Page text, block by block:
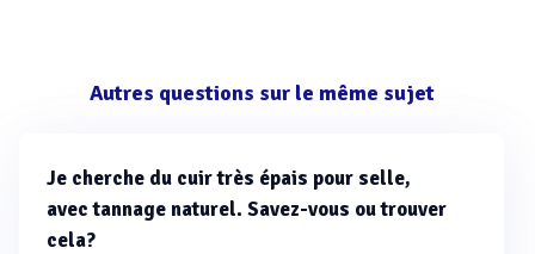
Autres questions sur le même sujet
Je cherche du cuir très épais pour selle,
avec tannage naturel. Savez-vous ou trouver
cela?